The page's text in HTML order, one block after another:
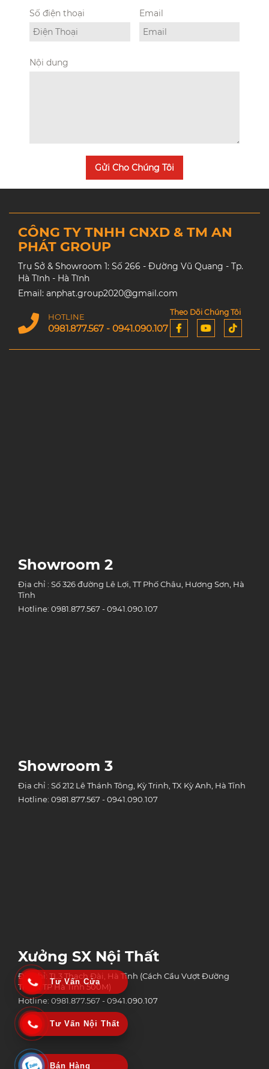
Số điện thoại Email
Nội dung
Gửi Cho Chúng Tôi
CÔNG TY TNHH CNXD & TM AN
PHÁT GROUP
Trụ Sở & Showroom 1: Số 266 - Đường Vũ Quang - Tp.
Hà Tĩnh - Hà Tĩnh
Email: anphat.group2020@gmail.com
HOTLINE
0981.877.567 - 0941.090.107
Theo Dõi Chúng Tôi
Showroom 2
Địa chỉ : Số 326 đường Lê Lợi, TT Phố Châu, Hương Sơn, Hà
Tĩnh
Hotline: 0981.877.567 - 0941.090.107
Showroom 3
Địa chỉ : Số 212 Lê Thánh Tông, Kỳ Trinh, TX Kỳ Anh, Hà Tĩnh
Hotline: 0981.877.567 - 0941.090.107
Xưởng SX Nội Thất
Địa chỉ: TL3 Thạch Đài, Hà Tĩnh (Cách Cầu Vượt Đường
Tránh TP Hà Tĩnh 500M)
Hotline: 0981.877.567 - 0941.090.107
Tư Vấn Cửa
Tư Vấn Nội Thất
Bán Hàng